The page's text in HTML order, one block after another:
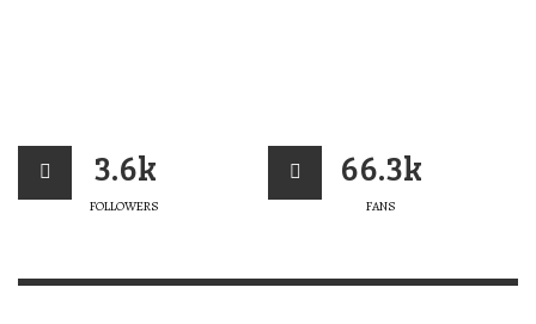
3.6k
FOLLOWERS
66.3k
FANS